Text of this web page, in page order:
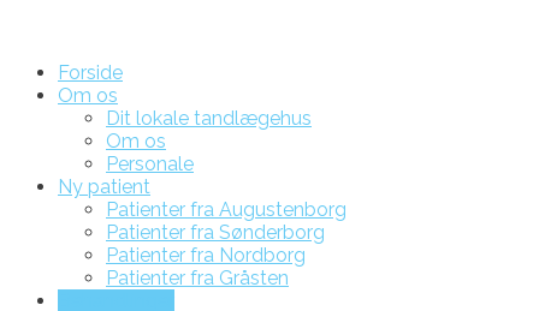
Forside
Om os
Dit lokale tandlægehus
Om os
Personale
Ny patient
Patienter fra Augustenborg
Patienter fra Sønderborg
Patienter fra Nordborg
Patienter fra Gråsten